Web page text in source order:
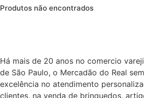
Produtos não encontrados
Há mais de 20 anos no comercio
de São Paulo, o Mercadão do Real
excelência no atendimento
clientes, na venda de brinquedos,